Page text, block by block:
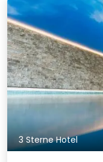
3 Sterne Hotel